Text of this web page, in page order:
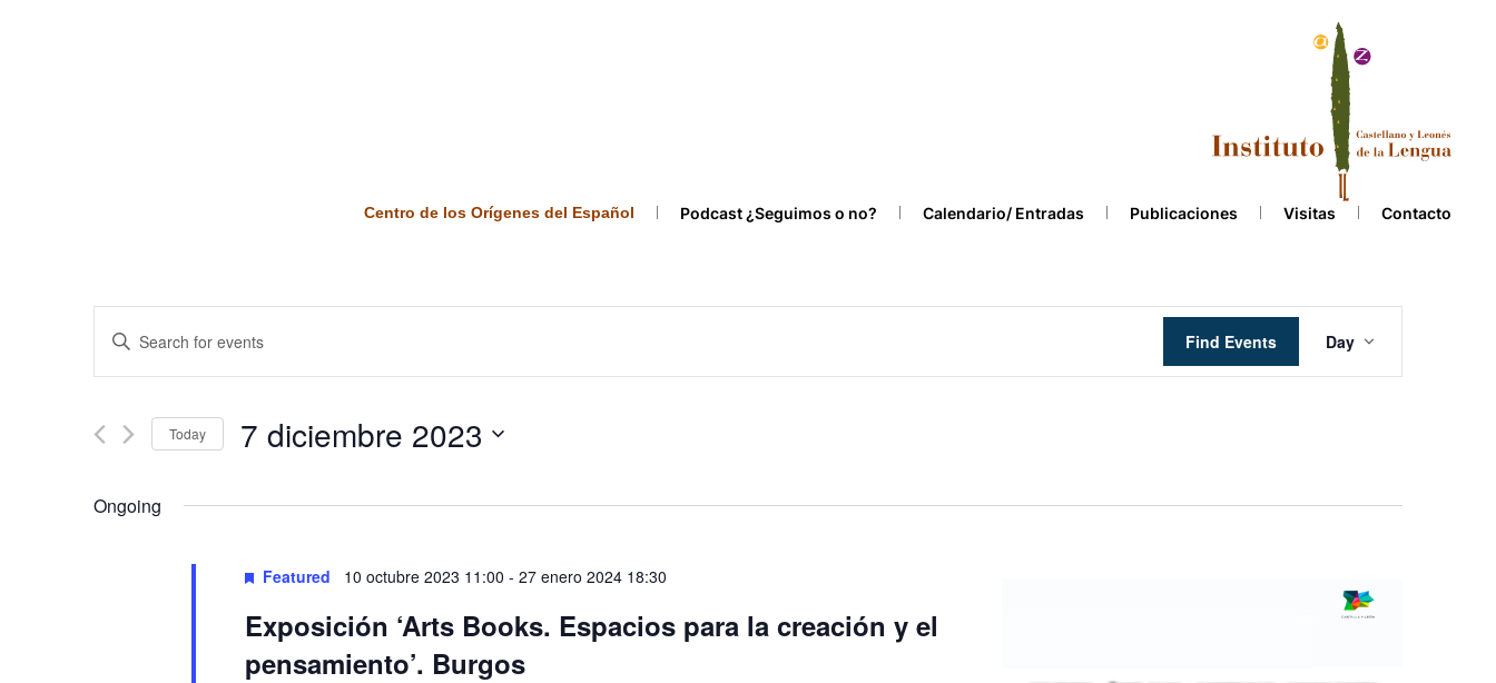
Centro de los Orígenes del Español Podcast ¿Seguimos o no? Calendario/ Entradas Publicaciones Visitas Contacto
Events
Search
and
Views
Navigation
Enter
Keyword.
Search
Events
Find Events
Views
Navigation
Day
Today 7 diciembre 2023
Ongoing
Featured 10 octubre 2023 11:00 - 27 enero 2024 18:30
Exposición ‘Arts Books. Espacios para la creación y el
pensamiento’. Burgos